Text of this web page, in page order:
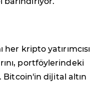
her kripto yatırımcısı
portföylerindeki
dijital altın